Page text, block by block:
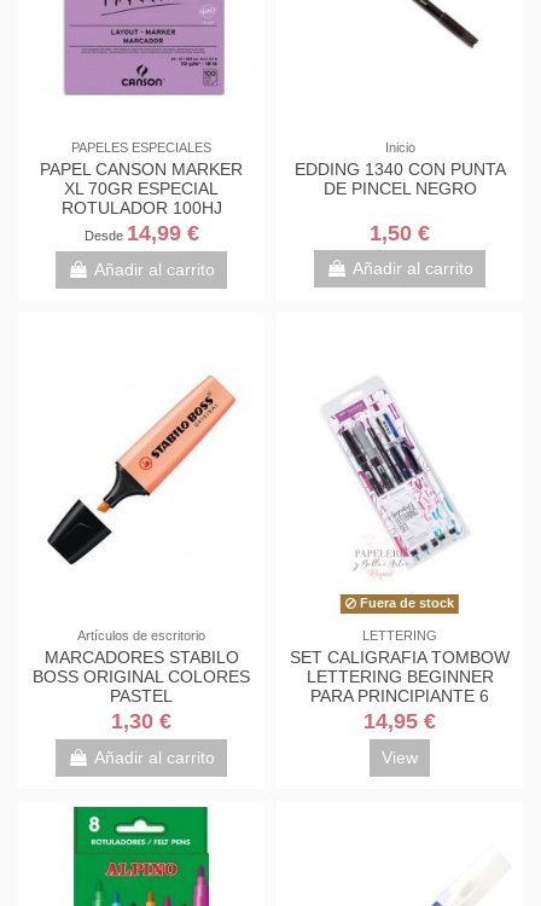
PAPELES ESPECIALES
PAPEL CANSON MARKER
XL 70GR ESPECIAL
ROTULADOR 100HJ
Desde 14,99 €
Añadir al carrito
Inicio
EDDING 1340 CON PUNTA
DE PINCEL NEGRO
1,50 €
Añadir al carrito
Artículos de escritorio
MARCADORES STABILO
BOSS ORIGINAL COLORES
PASTEL
1,30 €
Añadir al carrito
Fuera de stock
LETTERING
SET CALIGRAFIA TOMBOW
LETTERING BEGINNER
PARA PRINCIPIANTE 6
PIEZAS
14,95 €
View